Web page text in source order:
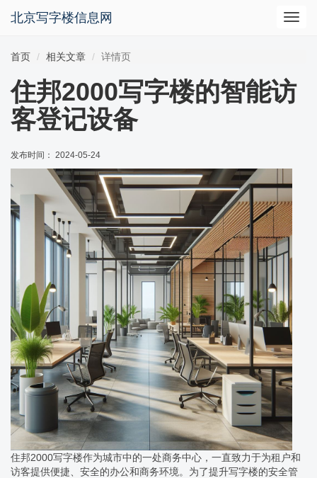
切
北京写字楼信息网
首页 相关文章 详情页
住邦2000写字楼的智能访
客登记设备
发布时间： 2024-05-24
住邦2000写字楼作为城市中的一处商务中心，一直致力于为租户和
访客提供便捷、安全的办公和商务环境。为了提升写字楼的安全管